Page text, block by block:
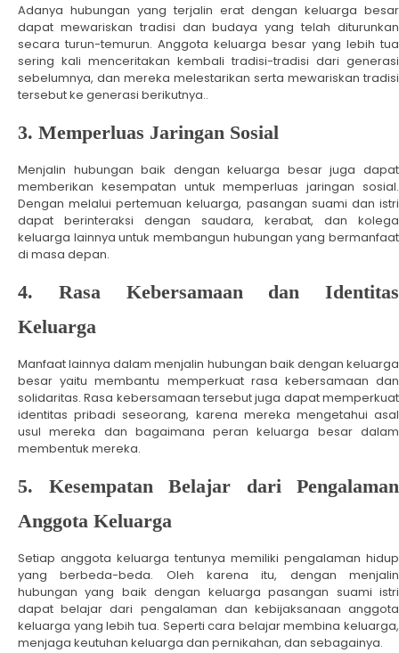
Adanya hubungan yang terjalin erat dengan keluarga besar
dapat mewariskan tradisi dan budaya yang telah diturunkan
secara turun-temurun. Anggota keluarga besar yang lebih tua
sering kali menceritakan kembali tradisi-tradisi dari generasi
sebelumnya, dan mereka melestarikan serta mewariskan tradisi
tersebut ke generasi berikutnya..
3. Memperluas Jaringan Sosial
Menjalin hubungan baik dengan keluarga besar juga dapat
memberikan kesempatan untuk memperluas jaringan sosial.
Dengan melalui pertemuan keluarga, pasangan suami dan istri
dapat berinteraksi dengan saudara, kerabat, dan kolega
keluarga lainnya untuk membangun hubungan yang bermanfaat
di masa depan.
4. Rasa Kebersamaan dan Identitas
Keluarga
Manfaat lainnya dalam menjalin hubungan baik dengan keluarga
besar yaitu membantu memperkuat rasa kebersamaan dan
solidaritas. Rasa kebersamaan tersebut juga dapat memperkuat
identitas pribadi seseorang, karena mereka mengetahui asal
usul mereka dan bagaimana peran keluarga besar dalam
membentuk mereka.
5. Kesempatan Belajar dari Pengalaman
Anggota Keluarga
Setiap anggota keluarga tentunya memiliki pengalaman hidup
yang berbeda-beda. Oleh karena itu, dengan menjalin
hubungan yang baik dengan keluarga pasangan suami istri
dapat belajar dari pengalaman dan kebijaksanaan anggota
keluarga yang lebih tua. Seperti cara belajar membina keluarga,
menjaga keutuhan keluarga dan pernikahan, dan sebagainya.